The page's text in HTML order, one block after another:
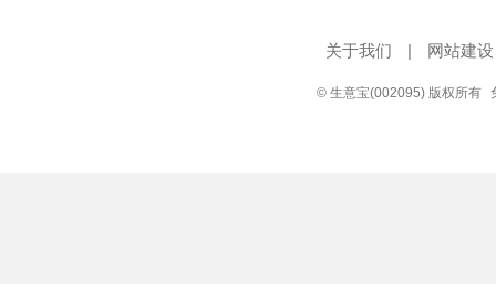
关于我们 | 网站建设
© 生意宝(002095) 版权所有